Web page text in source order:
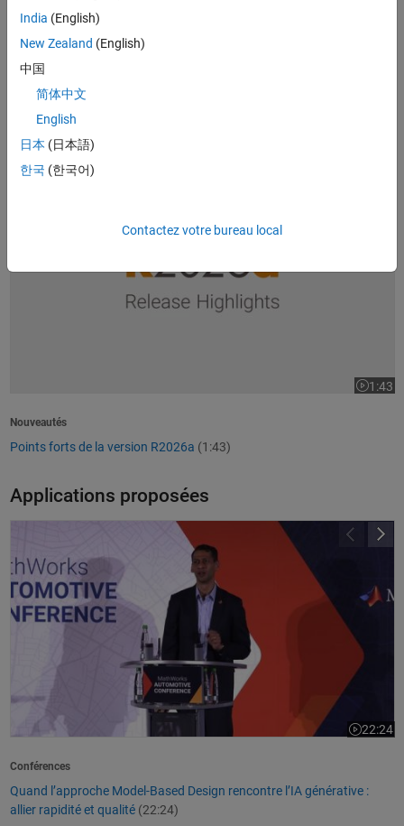
Présentation de produit
Introduction à MATLAB
Vidéos tendances
1:43
La
Nouveautés
Points forts de la version R2026a (1:43)
Applications proposées
Quand l’approche Model-Based Design rencontre l’IA générative :
22:24
La vidéo
Conférences
Quand l’approche Model-Based Design rencontre l’IA générative :
allier rapidité et qualité (22:24)
India (English)
New Zealand (English)
中国
简体中文
English
日本 (日本語)
한국 (한국어)
Contactez votre bureau local